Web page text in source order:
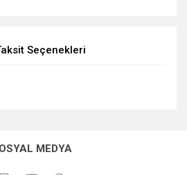
Seçenekleri
MEDYA